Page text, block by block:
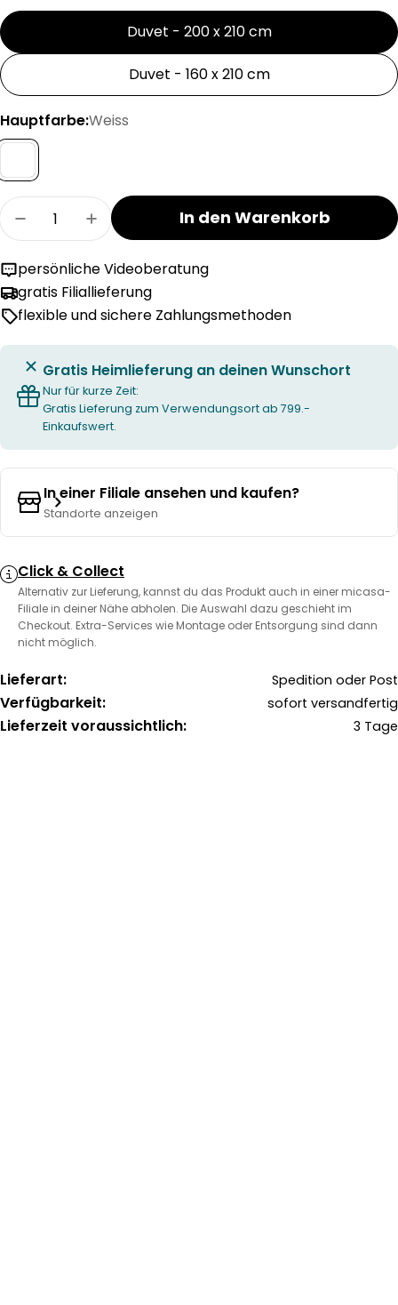
Duvet - 200 x 210 cm
Duvet - 160 x 210 cm
Hauptfarbe:Weiss
Menge
Menge für WOLLANA Duvet medium warm
Menge für WOLLANA Duvet medium
In den Warenkorb
persönliche Videoberatung
gratis Filiallieferung
flexible und sichere Zahlungsmethoden
Gratis Heimlieferung an deinen Wunschort
Nur für kurze Zeit:
Gratis Lieferung zum Verwendungsort ab 799.-
Einkaufswert.
In einer Filiale ansehen und kaufen?
Standorte anzeigen
Click & Collect
Alternativ zur Lieferung, kannst du das Produkt auch in einer micasa-
Filiale in deiner Nähe abholen. Die Auswahl dazu geschieht im
Checkout. Extra-Services wie Montage oder Entsorgung sind dann
nicht möglich.
Lieferart: Spedition oder Post
Verfügbarkeit: sofort versandfertig
Lieferzeit voraussichtlich: 3 Tage